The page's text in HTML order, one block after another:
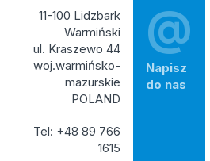
11-100 Lidzbark
Warmiński
ul. Kraszewo 44
woj.warmińsko-
mazurskie
POLAND
Tel: +48 89 766
1615
@
Napisz
do nas